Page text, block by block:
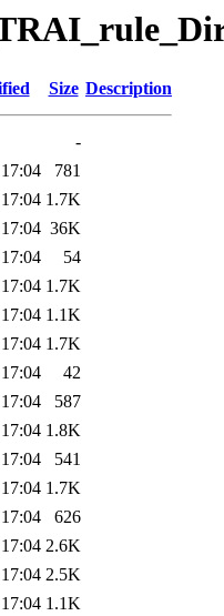
Size Description
-
781
1.7K
36K
54
1.7K
1.1K
1.7K
42
587
1.8K
541
1.7K
626
2.6K
2.5K
1.1K